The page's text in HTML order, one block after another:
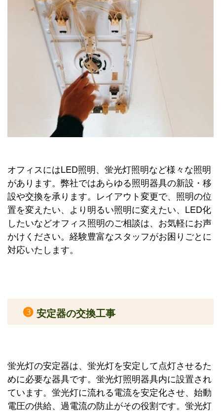
オフィスにはLED照明、蛍光灯照明など様々な照明
があります。弊社ではあらゆる照明器具の新設・移
設や交換を承ります。レイアウト変更で、照明の位
置を変えたい、より明るい照明に変えたい、LED化
したいなどオフィス照明のご相談は、お気軽にお声
かけください。経験豊富なスタッフがお困りごとに
対応いたします。
❸ 安定器の交換工事
蛍光灯の安定器は、蛍光灯を安定して点灯させるた
めに必要な器具です。蛍光灯照明器具内に設置され
ています。蛍光灯に流れる電流を安定化させ、始動
電圧の供給、過電流の防止がその役割です。蛍光灯